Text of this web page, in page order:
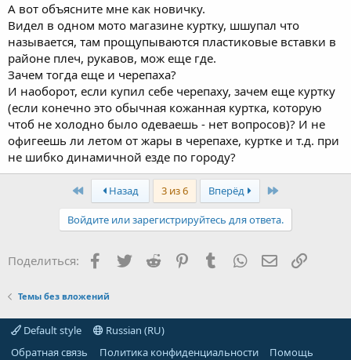
А вот объясните мне как новичку.
Видел в одном мото магазине куртку, шшупал что
называется, там прощупываются пластиковые вставки в
районе плеч, рукавов, мож еще где.
Зачем тогда еще и черепаха?
И наоборот, если купил себе черепаху, зачем еще куртку
(если конечно это обычная кожанная куртка, которую
чтоб не холодно было одеваешь - нет вопросов)? И не
офигеешь ли летом от жары в черепахе, куртке и т.д. при
не шибко динамичной езде по городу?
First Назад 3 из 6 Вперёд Last
Войдите или зарегистрируйтесь для ответа.
Поделиться: Facebook
TwitterReddit PinterestTumblr WhatsApp Ссылка
Темы без вложений
Default style
Russian (RU)
Обратная связь
Политика конфиденциальности
Помощь